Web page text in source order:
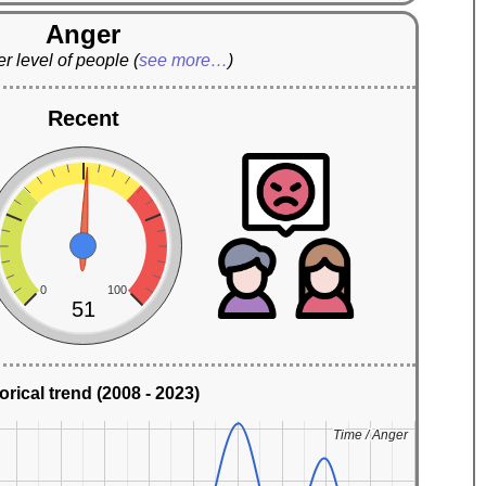
Anger
level of people(see more…)
Recent
0 100
51
trend (2008 - 2023)
Time / Anger
Time / Anger